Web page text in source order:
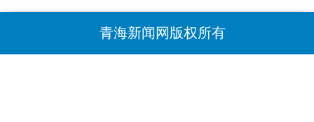
青海新闻网版权所有